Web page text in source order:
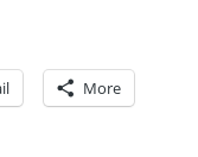
More